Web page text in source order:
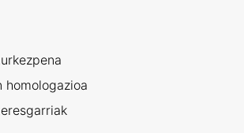
homologazioa